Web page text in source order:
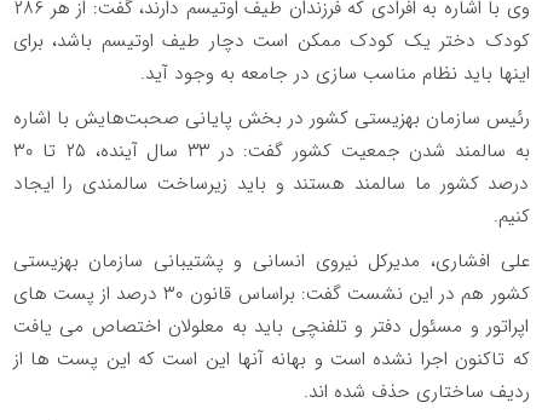
وی با اشاره به افرادی که فرزندان طیف اوتیسم دارند، گفت: از هر ۲۸۶
کودک دختر یک کودک ممکن است دچار طیف اوتیسم باشد، برای
اینها باید نظام مناسب سازی در جامعه به وجود آید.
رئیس سازمان بهزیستی کشور در بخش پایانی صحبت‌هایش با اشاره
به سالمند شدن جمعیت کشور گفت: در ۳۳ سال آینده، ۲۵ تا ۳۰
درصد کشور ما سالمند هستند و باید زیرساخت سالمندی را ایجاد
کنیم.
علی افشاری، مدیرکل نیروی انسانی و پشتیبانی سازمان بهزیستی
کشور هم در این نشست گفت: براساس قانون ۳۰ درصد از پست های
اپراتور و مسئول دفتر و تلفنچی باید به معلولان اختصاص می یافت
که تاکنون اجرا نشده است و بهانه آنها این است که این پست ها از
ردیف ساختاری حذف شده اند.